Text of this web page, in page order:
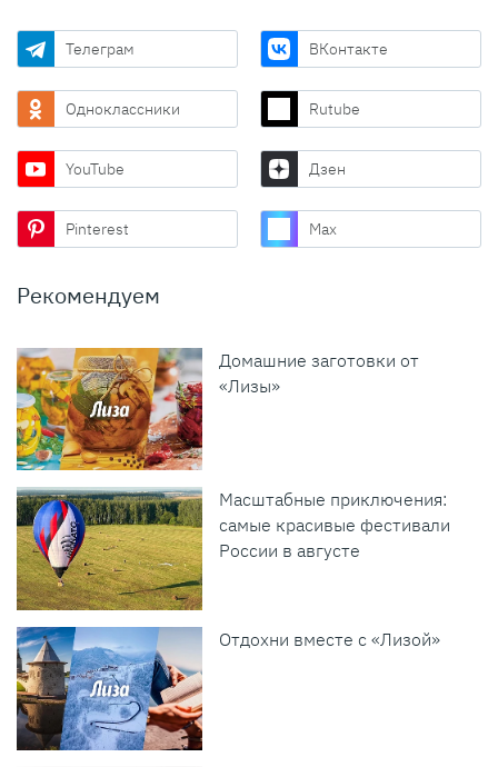
Телеграм ВКонтакте
Одноклассники Rutube
YouTube Дзен
Pinterest Max
Рекомендуем
Домашние заготовки от
«Лизы»
Масштабные приключения:
самые красивые фестивали
России в августе
Отдохни вместе с «Лизой»